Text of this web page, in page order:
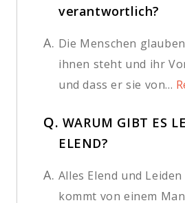
verantwortlich?
A. Die Menschen
ihnen steht und ihr
und dass er sie von...
Q. WARUM GIBT ES
ELEND?
A. Alles Elend und
kommt von einem